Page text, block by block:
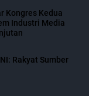
Kongres Kedua
Industri Media
Rakyat Sumber